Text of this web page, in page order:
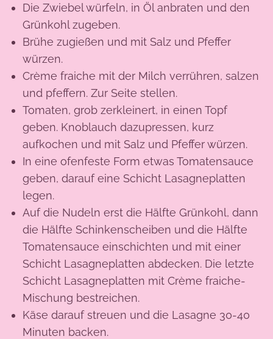
Die Zwiebel würfeln, in Öl anbraten und den
Grünkohl zugeben.
Brühe zugießen und mit Salz und Pfeffer
würzen.
Crème fraiche mit der Milch verrühren, salzen
und pfeffern. Zur Seite stellen.
Tomaten, grob zerkleinert, in einen Topf
geben. Knoblauch dazupressen, kurz
aufkochen und mit Salz und Pfeffer würzen.
In eine ofenfeste Form etwas Tomatensauce
geben, darauf eine Schicht Lasagneplatten
legen.
Auf die Nudeln erst die Hälfte Grünkohl, dann
die Hälfte Schinkenscheiben und die Hälfte
Tomatensauce einschichten und mit einer
Schicht Lasagneplatten abdecken. Die letzte
Schicht Lasagneplatten mit Crème fraiche-
Mischung bestreichen.
Käse darauf streuen und die Lasagne 30-40
Minuten backen.